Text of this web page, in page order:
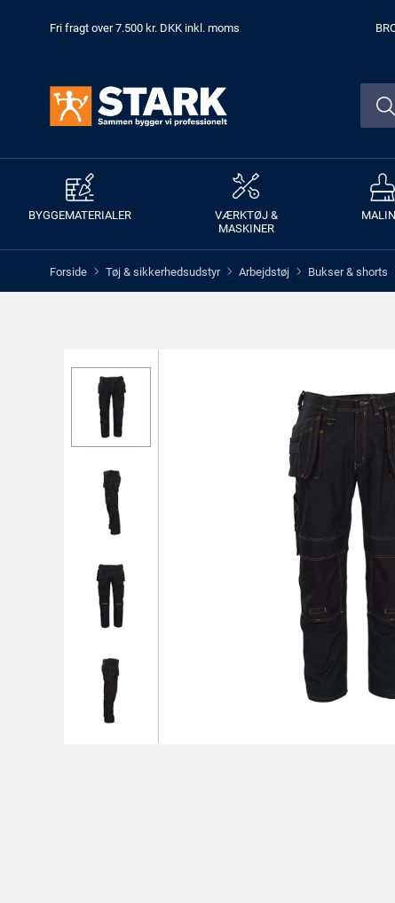
Fri fragt over 7.500 kr. DKK inkl. moms
BYGGEMATERIALER
VÆRKTØJ &
MASKINER
Forside > Tøj & sikkerhedsudstyr > Arbejdstøj > Bukser & shorts